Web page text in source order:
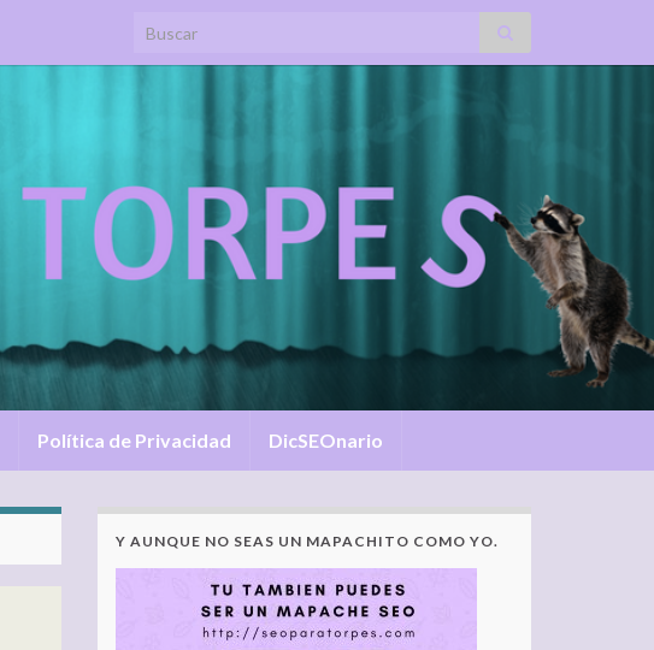
Search for:
Política de Privacidad DicSEOnario
Y AUNQUE NO SEAS UN MAPACHITO COMO YO.